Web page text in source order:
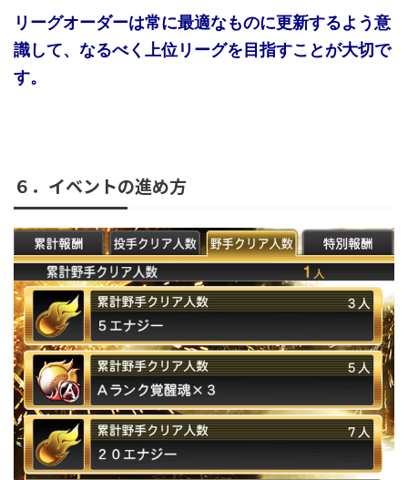
リーグオーダーは常に最適なものに更新するよう意
識して、なるべく上位リーグを目指すことが大切で
す。
６．イベントの進め方